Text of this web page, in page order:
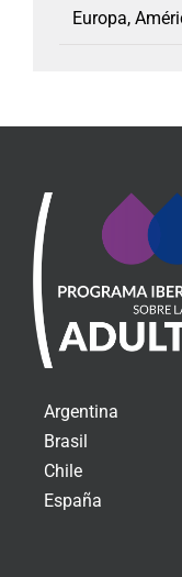
Europa,
Argentina
Brasil
Chile
España